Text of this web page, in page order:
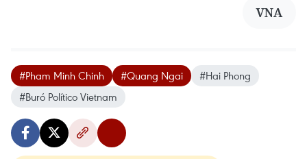
VNA
#Pham Minh Chinh #Quang Ngai
#Hai Phong
#Buró Político Vietnam